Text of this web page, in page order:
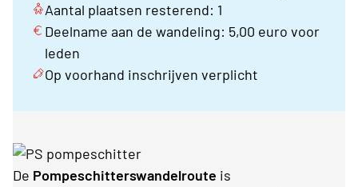
Aantal plaatsen resterend: 1
Deelname aan de wandeling: 5,00 euro voor
leden
Op voorhand inschrijven verplicht
De Pompeschitterswandelroute is